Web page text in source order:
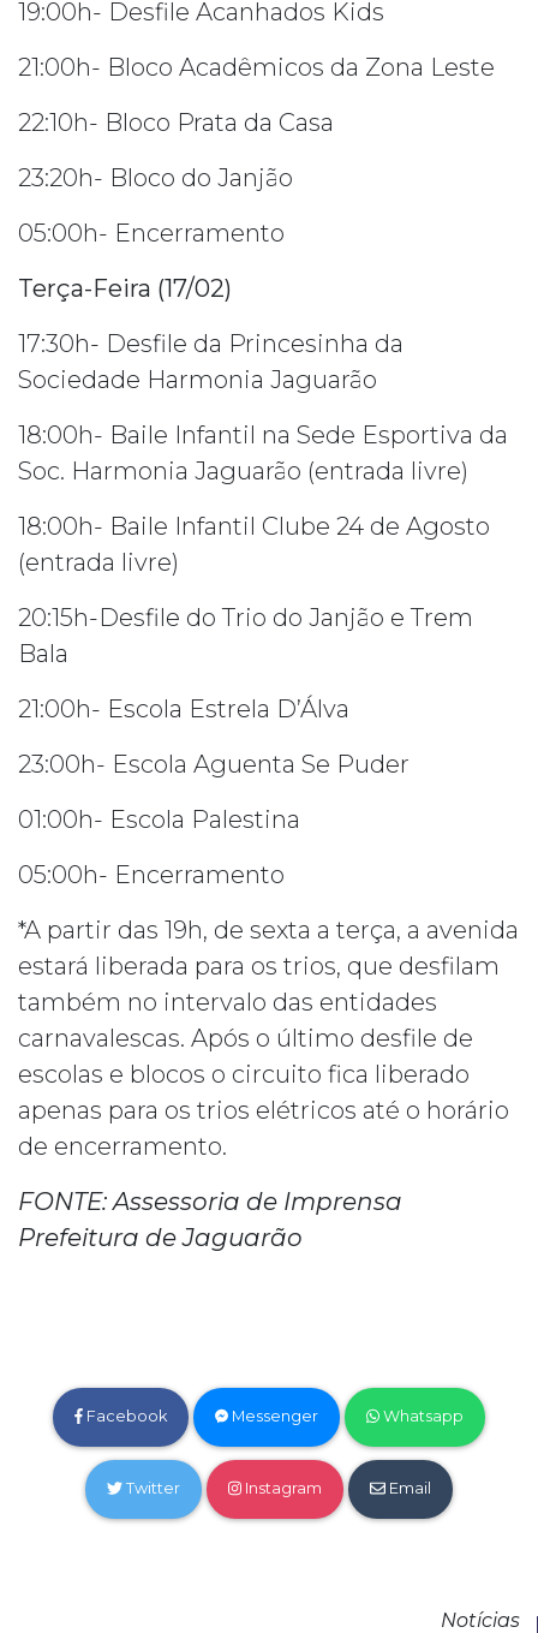
19:00h- Desfile Acanhados Kids
21:00h- Bloco Acadêmicos da Zona Leste
22:10h- Bloco Prata da Casa
23:20h- Bloco do Janjão
05:00h- Encerramento
Terça-Feira (17/02)
17:30h- Desfile da Princesinha da
Sociedade Harmonia Jaguarão
18:00h- Baile Infantil na Sede Esportiva da
Soc. Harmonia Jaguarão (entrada livre)
18:00h- Baile Infantil Clube 24 de Agosto
(entrada livre)
20:15h-Desfile do Trio do Janjão e Trem
Bala
21:00h- Escola Estrela D’Álva
23:00h- Escola Aguenta Se Puder
01:00h- Escola Palestina
05:00h- Encerramento
*A partir das 19h, de sexta a terça, a avenida
estará liberada para os trios, que desfilam
também no intervalo das entidades
carnavalescas. Após o último desfile de
escolas e blocos o circuito fica liberado
apenas para os trios elétricos até o horário
de encerramento.
FONTE: Assessoria de Imprensa
Prefeitura de Jaguarão
Facebook Messenger Whatsapp
Twitter Instagram Email
Notícias